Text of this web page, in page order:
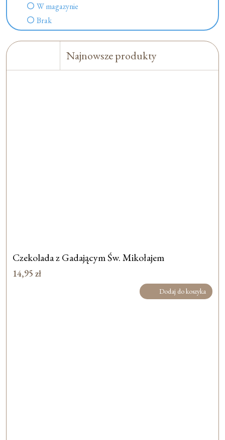
W magazynie
Brak
Najnowsze produkty
Czekolada z Gadającym Św. Mikołajem
14,95 zł
Dodaj do koszyka